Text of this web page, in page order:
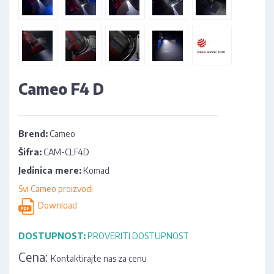
Cameo F4 D
Brend:Cameo
Šifra:CAM-CLF4D
Jedinica mere:Komad
Svi Cameo proizvodi
Download
DOSTUPNOST:PROVERITI DOSTUPNOST
Cena: Kontaktirajte nas za cenu